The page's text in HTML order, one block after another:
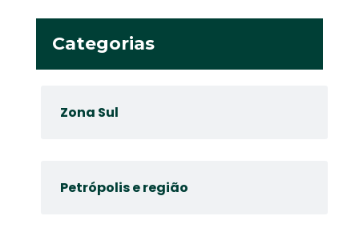
Categorias
Zona Sul
Petrópolis e região